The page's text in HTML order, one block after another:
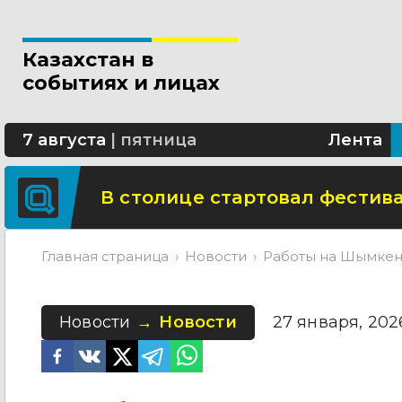
Казахстан в
событиях и лицах
7 августа пятница Лента
В Алматы благоустраивают
Сколько стоит собрать
В столице стартовал
Главная страница Новости Работы на
Новости Новости 27 января,